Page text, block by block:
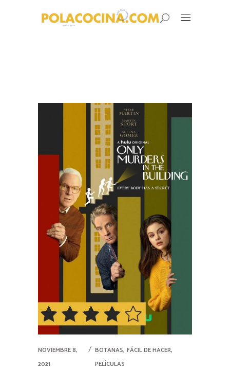
NOVIEMBRE 8,
2021
BOTANAS, FÁCIL DE HACER,
PELÍCULAS